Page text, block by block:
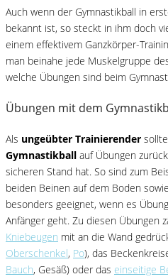
Auch wenn der Gymnastikball in
bekannt ist, so steckt in ihm doch
einem effektivem Ganzkörper-
man beinahe jede Muskelgruppe
welche Übungen sind beim
Übungen mit dem
Als ungeübter Trainierender
Gymnastikball auf Übungen
sicheren Stand hat. So sind zum
beiden Beinen auf dem Boden
besonders geeignet, wenn es
Anfänger geht. Zu diesen Übungen
Kniebeugen mit an die Wand
Oberschenkel, Po), das
Bauch, Gesäß) oder das einseitige